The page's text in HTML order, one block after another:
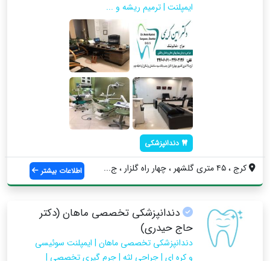
ایمپلنت | ترمیم ریشه و ...
دندانپزشکی
کرج ، ۴۵ متری گلشهر ، چهار راه گلزار ، ج... اطلاعات بیشتر
دندانپزشکی تخصصی ماهان (دکتر
حاج حیدری)
دندانپزشکی تخصصی ماهان | ایمپلنت سوئیسی
و کره ای | جراحی لثه | جرم گیری تخصصی |